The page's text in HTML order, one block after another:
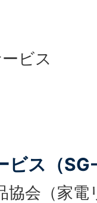
ビス
ビス（
協会（家